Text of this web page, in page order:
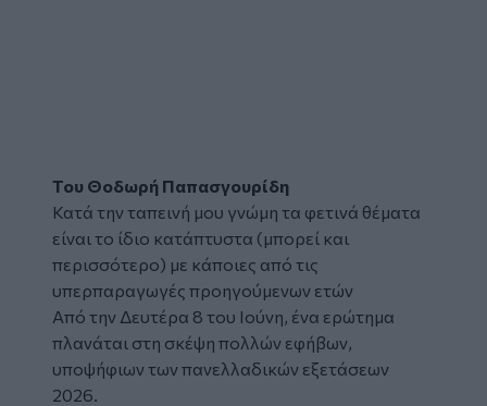
Του Θοδωρή Παπασγουρίδη
Κατά την ταπεινή μου γνώμη τα φετινά θέματα
είναι το ίδιο κατάπτυστα (μπορεί και
περισσότερο) με κάποιες από τις
υπερπαραγωγές προηγούμενων ετών
Από την Δευτέρα 8 του Ιούνη, ένα ερώτημα
πλανάται στη σκέψη πολλών εφήβων,
υποψήφιων των πανελλαδικών εξετάσεων
2026.